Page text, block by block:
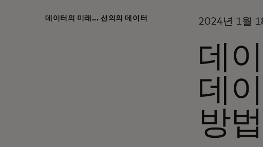
데이터의 미래... 선의의 데이터 2024년 1월
데
데
방법